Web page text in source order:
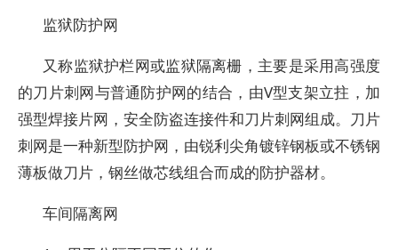
监狱防护网
又称监狱护栏网或监狱隔离栅，主要是采用高强度
的刀片刺网与普通防护网的结合，由V型支架立拄，加
强型焊接片网，安全防盗连接件和刀片刺网组成。刀片
刺网是一种新型防护网，由锐利尖角镀锌钢板或不锈钢
薄板做刀片，钢丝做芯线组合而成的防护器材。
车间隔离网